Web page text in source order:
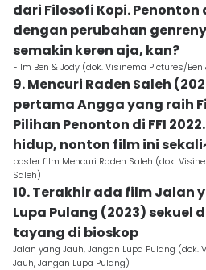
dari Filosofi Kopi.
dengan perubahan
semakin keren aja, kan?
Film Ben & Jody (dok. Visinema Pictures/Ben
9. Mencuri Raden Saleh
pertama Angga yang raih
Pilihan Penonton di FFI
hidup, nonton film ini
poster film Mencuri Raden Saleh (dok.
Saleh)
10. Terakhir ada film Jalan
Lupa Pulang (2023) sekuel
tayang di bioskop
Jalan yang Jauh, Jangan Lupa Pulang (dok.
Jauh, Jangan Lupa Pulang)